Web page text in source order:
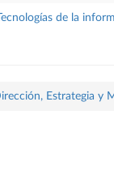
de la
Estrategia y